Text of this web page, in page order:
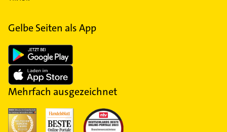
Gelbe Seiten als App
Mehrfach ausgezeichnet